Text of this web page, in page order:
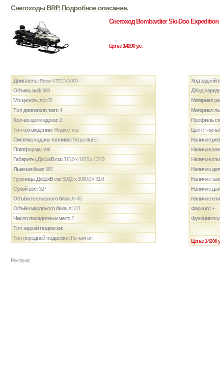
Cнегоходы BRP. Подробное описание.
Снегоход Bombardier Ski-Doo Expedition
Цена: 14200 у.е.
Двигатель:Rotax 4-TEC V-1000
Объем, см3:989
Мощность, лс:82
Тип двигателя, такт:4
Кол-во цилиндров:2
Тип охлаждения:Жидкостное
Система подачи топлива:Sequential EFI
Платформа:Yeti
Габариты, ДxШxВ см:315,0 x 118,5 x 132,0
Лыжная база:985
Гусеница, ДxШxВ см:508,0 x 3960,0 x 31,8
Сухой вес:327
Объём топливного бака, л:45
Объём масляного бака, л:2,8
Число посадочных мест:2
Тип задней подвески:
Тип передней подвески:Рычажная
Ход задней
ДХод
Материал
Материал
Профиль
Цвет :
Наличие
Наличие
Наличие
Наличие
Наличие
Наличие
Наличие
Фаркоп :+
Функция
Цена:14200
Реклама: